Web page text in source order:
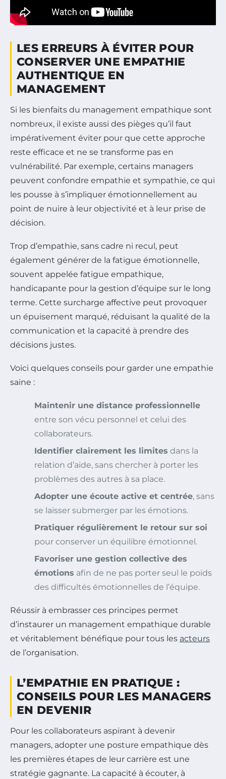
LES ERREURS À ÉVITER POUR
CONSERVER UNE EMPATHIE
AUTHENTIQUE EN
MANAGEMENT
Si les bienfaits du management empathique sont
nombreux, il existe aussi des pièges qu’il faut
impérativement éviter pour que cette approche
reste efficace et ne se transforme pas en
vulnérabilité. Par exemple, certains managers
peuvent confondre empathie et sympathie, ce qui
les pousse à s’impliquer émotionnellement au
point de nuire à leur objectivité et à leur prise de
décision.
Trop d’empathie, sans cadre ni recul, peut
également générer de la fatigue émotionnelle,
souvent appelée fatigue empathique,
handicapante pour la gestion d’équipe sur le long
terme. Cette surcharge affective peut provoquer
un épuisement marqué, réduisant la qualité de la
communication et la capacité à prendre des
décisions justes.
Voici quelques conseils pour garder une empathie
saine :
Maintenir une distance professionnelle
entre son vécu personnel et celui des
collaborateurs.
Identifier clairement les limites dans la
relation d’aide, sans chercher à porter les
problèmes des autres à sa place.
Adopter une écoute active et centrée, sans
se laisser submerger par les émotions.
Pratiquer régulièrement le retour sur soi
pour conserver un équilibre émotionnel.
Favoriser une gestion collective des
émotions afin de ne pas porter seul le poids
des difficultés émotionnelles de l’équipe.
Réussir à embrasser ces principes permet
d’instaurer un management empathique durable
et véritablement bénéfique pour tous les acteurs
de l’organisation.
L’EMPATHIE EN PRATIQUE :
CONSEILS POUR LES MANAGERS
EN DEVENIR
Pour les collaborateurs aspirant à devenir
managers, adopter une posture empathique dès
les premières étapes de leur carrière est une
stratégie gagnante. La capacité à écouter, à